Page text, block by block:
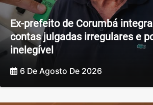
Ex-prefeito de Corumbá
contas julgadas irregulares e
inelegível
6 De Agosto De 2026